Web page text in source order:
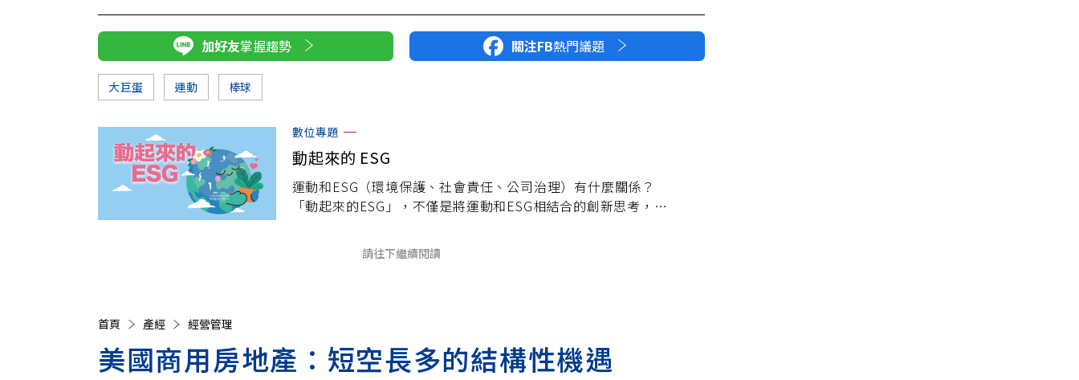
加好友掌握趨勢 關注FB熱門議題
大巨蛋 運動 棒球
數位專題
動起來的 ESG
運動和ESG（環境保護、社會責任、公司治理）有什麼關係？
「動起來的ESG」，不僅是將運動和ESG相結合的創新思考，更
請往下繼續閱讀
首頁 產經 經營管理
美國商用房地產：短空長多的結構性機遇